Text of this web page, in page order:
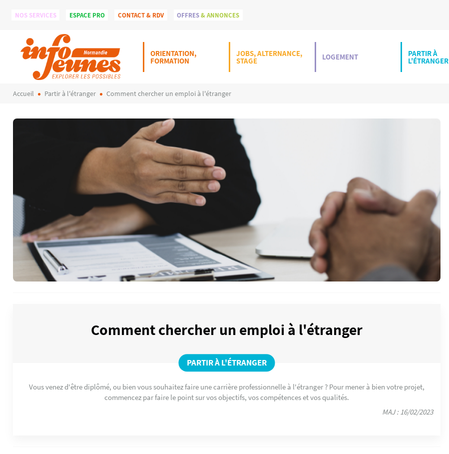
NOS SERVICES ESPACE PRO CONTACT & RDV OFFRES& ANNONCES
ORIENTATION,
FORMATION
JOBS, ALTERNANCE,
STAGE LOGEMENT PARTIR À
L'ÉTRANGER
Accueil Partir à l'étranger Comment chercher un emploi à l'étranger
Comment chercher un emploi à l'étranger
PARTIR À L'ÉTRANGER
Vous venez d'être diplômé, ou bien vous souhaitez faire une carrière professionnelle à l'étranger ? Pour mener à bien votre projet,
commencez par faire le point sur vos objectifs, vos compétences et vos qualités.
MAJ : 16/02/2023